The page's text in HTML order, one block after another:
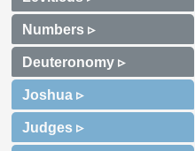
Numbers ▹
Deuteronomy ▹
Joshua ▹
Judges ▹